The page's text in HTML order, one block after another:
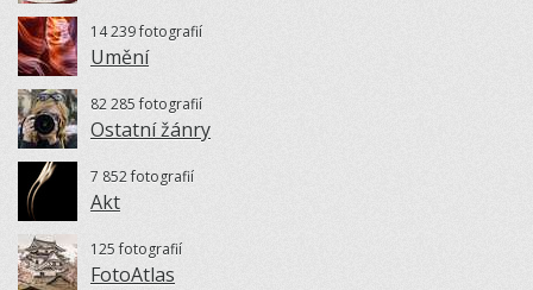
14 239 fotografií
Umění
82 285 fotografií
Ostatní žánry
7 852 fotografií
Akt
125 fotografií
FotoAtlas